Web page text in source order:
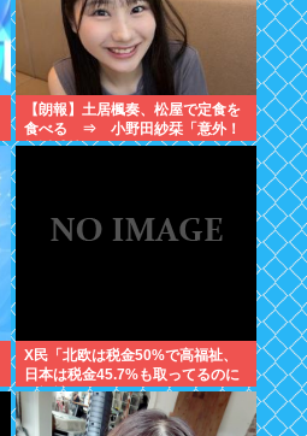
【朗報】土居楓奏、松屋で定食を
食べる ⇒ 小野田紗栞「意外！
親近感持った」
X民「北欧は税金50%で高福祉、
日本は税金45.7%も取ってるのに
低福祉、おかしいよ」 11万いいね